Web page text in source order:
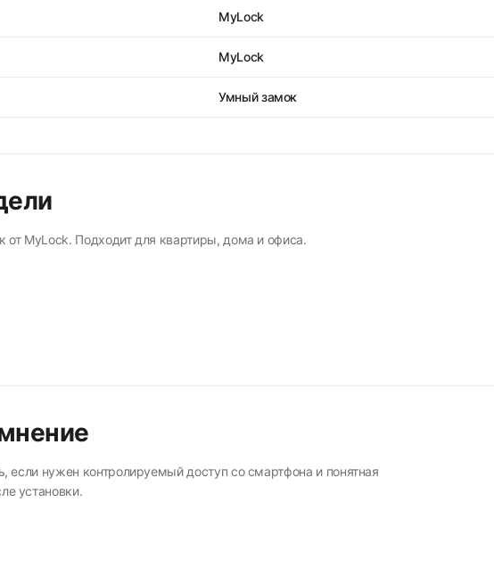
MyLock
MyLock
Умный замок
MyLock. Подходит для квартиры, дома и офиса.
если нужен контролируемый доступ со смартфона и понятная
установки.